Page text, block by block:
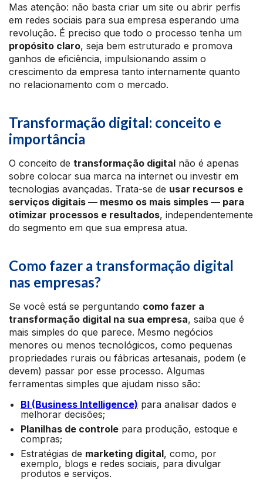
Mas atenção: não basta criar um site ou abrir perfis
em redes sociais para sua empresa esperando uma
revolução. É preciso que todo o processo tenha um
propósito claro, seja bem estruturado e promova
ganhos de eficiência, impulsionando assim o
crescimento da empresa tanto internamente quanto
no relacionamento com o mercado.
Transformação digital: conceito e
importância
O conceito de transformação digital não é apenas
sobre colocar sua marca na internet ou investir em
tecnologias avançadas. Trata-se de usar recursos e
serviços digitais — mesmo os mais simples — para
otimizar processos e resultados, independentemente
do segmento em que sua empresa atua.
Como fazer a transformação digital
nas empresas?
Se você está se perguntando como fazer a
transformação digital na sua empresa, saiba que é
mais simples do que parece. Mesmo negócios
menores ou menos tecnológicos, como pequenas
propriedades rurais ou fábricas artesanais, podem (e
devem) passar por esse processo. Algumas
ferramentas simples que ajudam nisso são:
BI (Business Intelligence) para analisar dados e
melhorar decisões;
Planilhas de controle para produção, estoque e
compras;
Estratégias de marketing digital, como, por
exemplo, blogs e redes sociais, para divulgar
produtos e serviços.